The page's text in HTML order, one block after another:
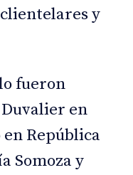
y
fueron
en
República
Somoza y